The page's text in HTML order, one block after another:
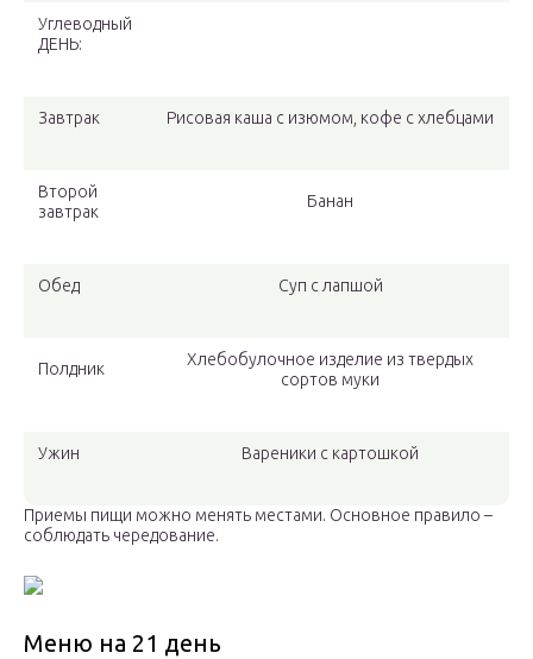
Углеводный
ДЕНЬ:
Завтрак Рисовая каша с изюмом, кофе с хлебцами
Второй
завтрак
Банан
Обед Суп с лапшой
Полдник
Хлебобулочное изделие из твердых
сортов муки
Ужин Вареники с картошкой
Приемы пищи можно менять местами. Основное правило –
соблюдать чередование.
Меню на 21 день